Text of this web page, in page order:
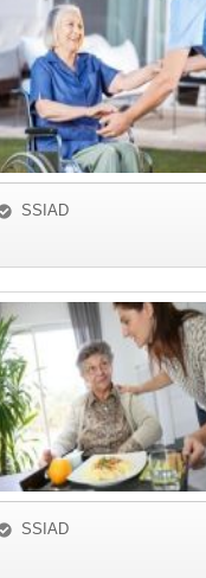
SSIAD
SSIAD